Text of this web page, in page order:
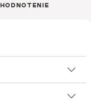
HODNOTENIE